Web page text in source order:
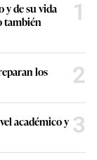
y de su vida
también
1
los
2
académico y 3